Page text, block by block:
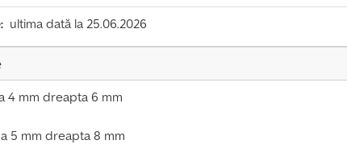
ultima dată la 25.06.2026
4 mm dreapta 6 mm
5 mm dreapta 8 mm